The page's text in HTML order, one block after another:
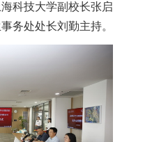
科技大学副校长张启
务处处长刘勤主持。